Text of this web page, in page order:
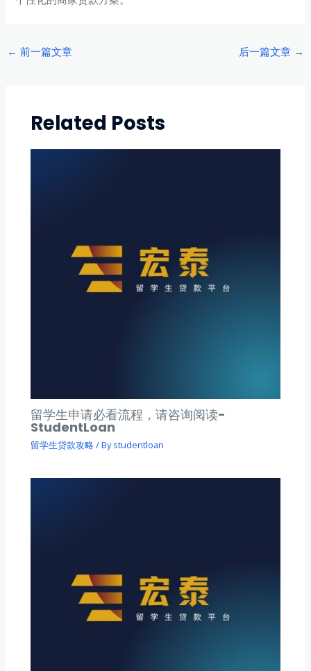
Post
← 前一篇文章 后一篇文章 →
Related Posts
留学生申请必看流程，请咨询阅读-
StudentLoan
留学生贷款攻略/ Bystudentloan